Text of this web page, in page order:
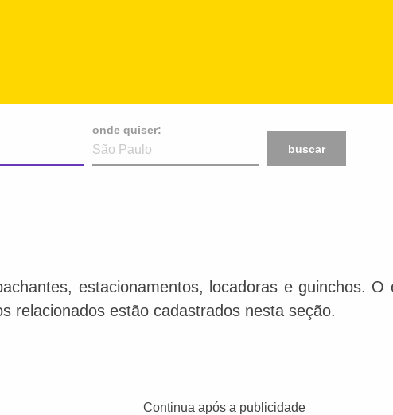
onde quiser:
buscar
estacionamentos, locadoras e guinchos.
relacionados estão cadastrados nesta seção.
Continua após a publicidade